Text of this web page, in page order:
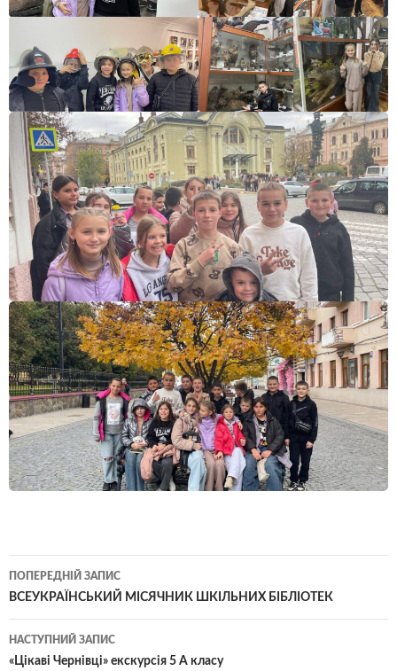
Навігація
по
записам
ПОПЕРЕДНІЙ ЗАПИС
ВСЕУКРАЇНСЬКИЙ МІСЯЧНИК ШКІЛЬНИХ БІБЛІОТЕК
НАСТУПНИЙ ЗАПИС
«Цікаві Чернівці» екскурсія 5 А класу